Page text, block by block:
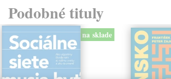
Podobné tituly
na sklade